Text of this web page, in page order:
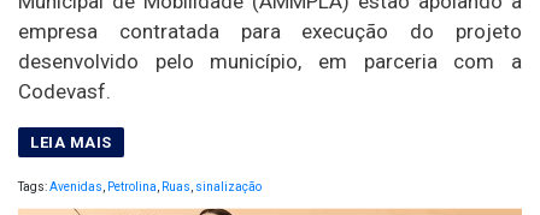
empresa contratada para execução do projeto
desenvolvido pelo município, em parceria com a
Codevasf.
Tags:Avenidas Petrolina Ruas sinalização